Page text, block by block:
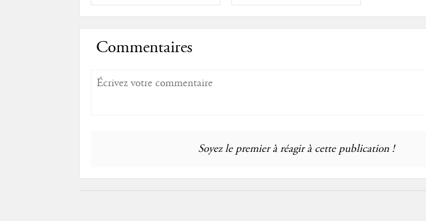
Commentaires
Soyez le premier à réagir à cette publication !